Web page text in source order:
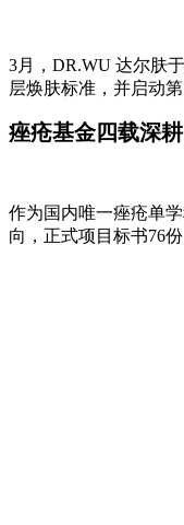
3月，DR.WU 达尔肤
层焕肤标准，并启动
痤疮基金四载深
作为国内唯一痤疮单
向，正式项目标书76